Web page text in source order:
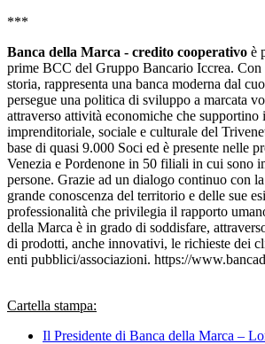
***
Banca della Marca - credito cooperativo è
prime BCC del Gruppo Bancario Iccrea.
storia, rappresenta una banca moderna dal
persegue una politica di sviluppo a marcata
attraverso attività economiche che supportino
imprenditoriale, sociale e culturale del
base di quasi 9.000 Soci ed è presente nelle
Venezia e Pordenone in 50 filiali in cui sono
persone. Grazie ad un dialogo continuo con
grande conoscenza del territorio e delle sue
professionalità che privilegia il rapporto
della Marca è in grado di soddisfare,
di prodotti, anche innovativi, le richieste dei
enti pubblici/associazioni. https://
Cartella stampa:
Il Presidente di Banca della Marca –